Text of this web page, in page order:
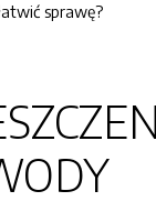
sprawę?